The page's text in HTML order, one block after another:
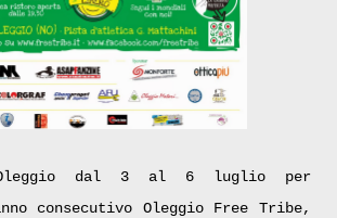
dal 3 al 6 luglio per
consecutivo Oleggio Free Tribe,